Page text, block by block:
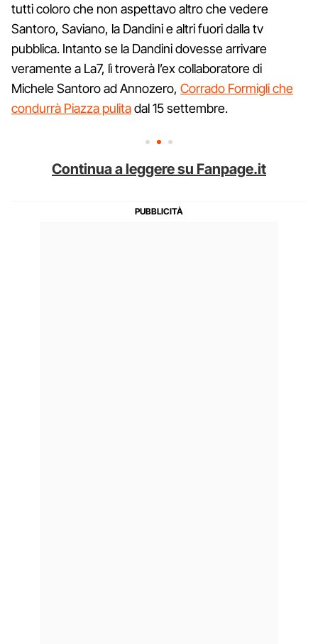
tutti coloro che non aspettavo altro che vedere
Santoro, Saviano, la Dandini e altri fuori dalla tv
pubblica. Intanto se la Dandini dovesse arrivare
veramente a La7, lì troverà l’ex collaboratore di
Michele Santoro ad Annozero, Corrado Formigli che
condurrà Piazza pulitadal 15 settembre.
Continua a leggere su Fanpage.it